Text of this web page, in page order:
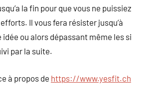
la fin pour que vous ne puissiez
Il vous fera résister jusqu’à
idée ou alors dépassant même les si
par la suite.
à propos de https://www.yesfit.ch